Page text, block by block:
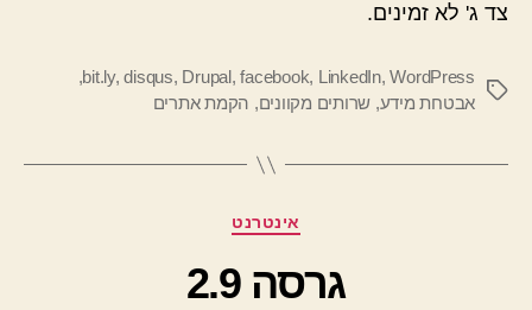
צד ג' לא זמינים.
תגיות
bit.ly,disqus, Drupal,facebook, LinkedIn,WordPress
,
אבטחת מידע, שרותים מקוונים, הקמת אתרים
קטגוריותאינטרנט
גרסה 2.9